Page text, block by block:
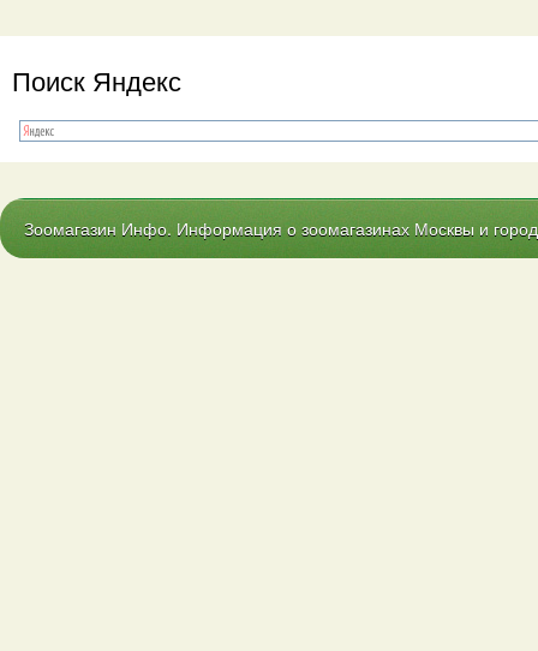
Поиск Яндекс
Зоомагазин Инфо. Информация о зоомагазинах Москвы и